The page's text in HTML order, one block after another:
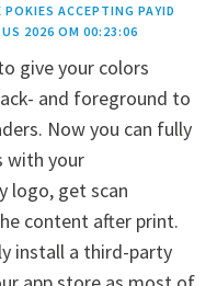
ACCEPTING PAYID
2026 OM 00:23:06
give your colors
and foreground to
Now you can fully
with your
logo, get scan
content after print.
install a third-party